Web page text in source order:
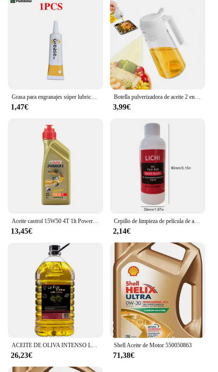
Grasa para engranajes súper lubricante de hilo fácil para impresora 3d, Reduce el ruido, buen efecto de lubricación, aceite lubricante para Bambulab X1c P1S P1P
1,47€
Botella pulverizadora de aceite 2 en 1, cocina de plástico, barbacoa, dispensador de aceite de oliva, tarro de aceite para hornear, vinagre, salsa de soja, contenedor en aerosol
3,99€
Aceite castrol 15W50 4T 1lt Power Sustain
13,45€
Cepillo de limpieza de película de aceite automotriz, limpiador de película de aceite de vidrio para parabrisas hidrofóbico, removedor de película para ventana de coche, 120ml
2,14€
ACEITE DE OLIVA INTENSO LA FLOR DE MALAGA PET GARRAFA TRANSP. ASA NEGRA 5L
26,23€
Shell Aceite de Motor 550050863
71,38€